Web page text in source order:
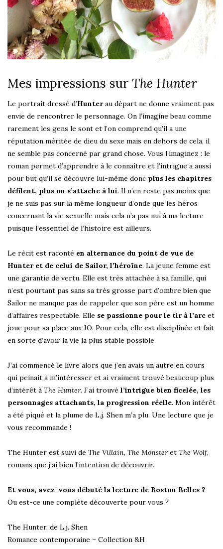
Mes impressions sur The Hunter
Le portrait dressé d’Hunterau départ ne donne vraiment pas
envie de rencontrer le personnage. On l’imagine beau comme
rarement les gens le sont et l’on comprend qu’il a une
réputation méritée de dieu du sexe mais en dehors de cela, il
ne semble pas concerné par grand chose. Vous l’imaginez : le
roman permet d’apprendre à le connaître et l’intrigue a aussi
pour but qu’il se découvre lui-même donc plus les chapitres
défilent, plus on s’attache à lui. Il n’en reste pas moins que
je ne suis pas sur la même longueur d’onde que les héros
concernant la vie sexuelle mais cela n’a pas nui à ma lecture
puisque l’essentiel de l’histoire est ailleurs.
Le récit est raconté en alternance du point de vue de
Hunter et de celui de Sailor, l’héroïne. La jeune femme est
une garantie de vertu. Elle est très attachée à sa famille, qui
n’est pourtant pas sans sa très grosse part d’ombre bien que
Sailor ne manque pas de rappeler que son père est un homme
d’affaires respectable. Elle se passionne pour le tir à l’arc et
joue pour sa place aux JO. Pour cela, elle est disciplinée et fait
en sorte d’avoir la vie la plus stable possible.
J’ai commencé le livre alors que j’en avais un autre en cours
qui peinait à m’intéresser et ai vraiment trouvé beaucoup plus
d’intérêt à The Hunter. J’ai trouvé l’intrigue bien ficelée, les
personnages attachants, la progression réelle. Mon intérêt
a été piqué et la plume de L.j. Shen m’a plu. Une lecture que je
vous recommande !
The Hunter est suivi de The Villain, The Monsteret The Wolf,
romans que j’ai bien l’intention de découvrir.
Et vous, avez-vous débuté la lecture de Boston Belles ?
Ou est-ce une complète découverte pour vous ?
The Hunter, de L.j. Shen
Romance contemporaine – Collection &H